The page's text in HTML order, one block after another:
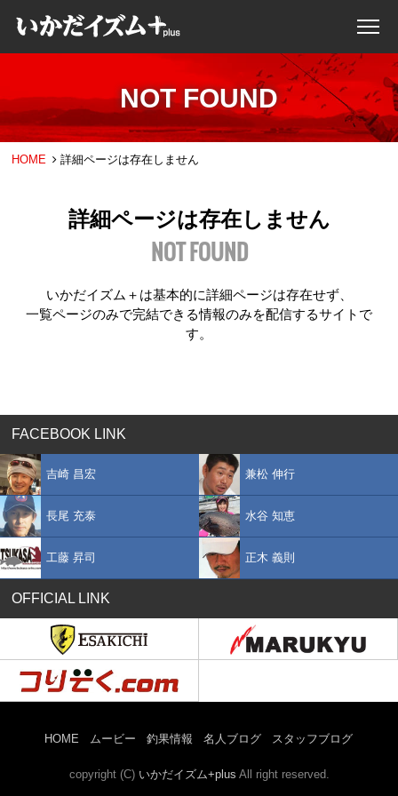
NOT FOUND
HOME 詳細ページは存在しません
詳細ページは存在しません
NOT FOUND
いかだイズム＋は基本的に詳細ページは存在せず、
一覧ページのみで完結できる情報のみを配信するサイトで
す。
FACEBOOK LINK
吉崎 昌宏 兼松 伸行
長尾 充泰 水谷 知恵
工藤 昇司 正木 義則
OFFICIAL LINK
HOME ムービー 釣果情報 名人ブログ スタッフブログ
copyright (C) いかだイズム+plus All right reserved.